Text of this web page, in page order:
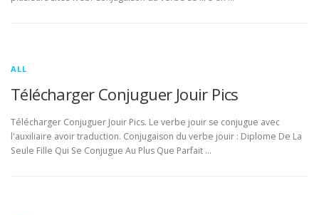
ALL
Télécharger Conjuguer Jouir Pics
Télécharger Conjuguer Jouir Pics. Le verbe jouir se conjugue avec
l'auxiliaire avoir traduction. Conjugaison du verbe jouir : Diplome De La
Seule Fille Qui Se Conjugue Au Plus Que Parfait …